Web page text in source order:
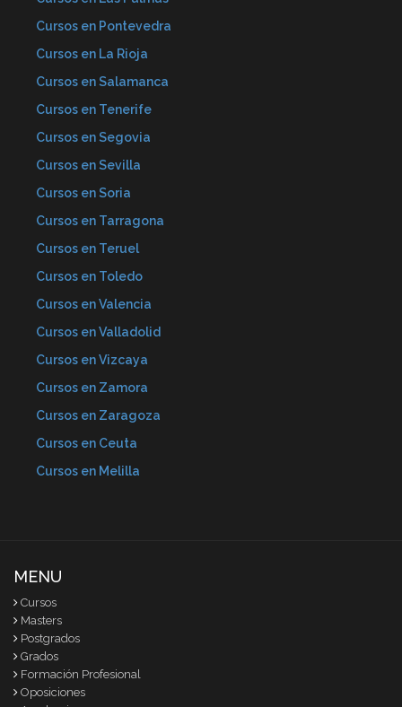
Cursos en Pontevedra
Cursos en La Rioja
Cursos en Salamanca
Cursos en Tenerife
Cursos en Segovia
Cursos en Sevilla
Cursos en Soria
Cursos en Tarragona
Cursos en Teruel
Cursos en Toledo
Cursos en Valencia
Cursos en Valladolid
Cursos en Vizcaya
Cursos en Zamora
Cursos en Zaragoza
Cursos en Ceuta
Cursos en Melilla
MENU
Cursos
Masters
Postgrados
Grados
Formación Profesional
Oposiciones